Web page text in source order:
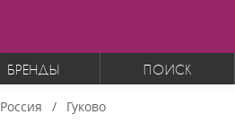
БРЕНДЫ ПОИСК
Россия Гуково